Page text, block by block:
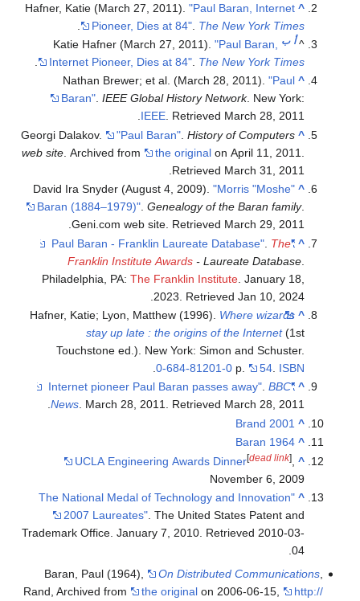
^
Hafner, Katie (March 27, 2011)."Paul Baran, Internet
Pioneer, Dies at 84" The New York Times
^أ ب Katie Hafner (March 27, 2011)."Paul Baran,
Internet Pioneer, Dies at 84" The New York Times
^
Nathan Brewer; et al. (March 28, 2011)."Paul
Baran".IEEE Global History Network. New York:
IEEE. Retrieved March 28, 2011
.
^
Georgi Dalakov. "Paul Baran" .History of Computers
web site . Archived from the original on April 11, 2011
Retrieved March 31, 2011
^
David Ira Snyder (August 4, 2009)."Morris "Moshe"
Baran (1884–1979)".Genealogy of the Baran family.
Geni.com web site. Retrieved March 29, 2011
.
^
"Paul Baran - Franklin Laureate Database"
The
Franklin Institute Awards - Laureate Database
Philadelphia, PA:The Franklin Institute . January 18,
2023 . RetrievedJan 10, 2024
^
Hafner, Katie; Lyon, Matthew (1996). Where wizards
stay up late : the origins of the Internet(1st
Touchstone ed.). New York: Simon and Schuster.
p.
54 ISBN
0-684-81201-0
.
^
"Internet pioneer Paul Baran passes away"
.BBC
News. March 28, 2011. Retrieved March 28, 2011
.
^
Brand 2001
^
Baran 1964
^
UCLA Engineering Awards Dinner[dead link]
November 6, 2009
^
"The National Medal of Technology and Innovation
2007 Laureates" . The United States Patent and
Trademark Office. January 7, 2010 . Retrieved 2010-03-
04
.
Baran, Paul (1964),
On Distributed Communications,
Rand, Archived from
the originalon 2006-06-15,
http://